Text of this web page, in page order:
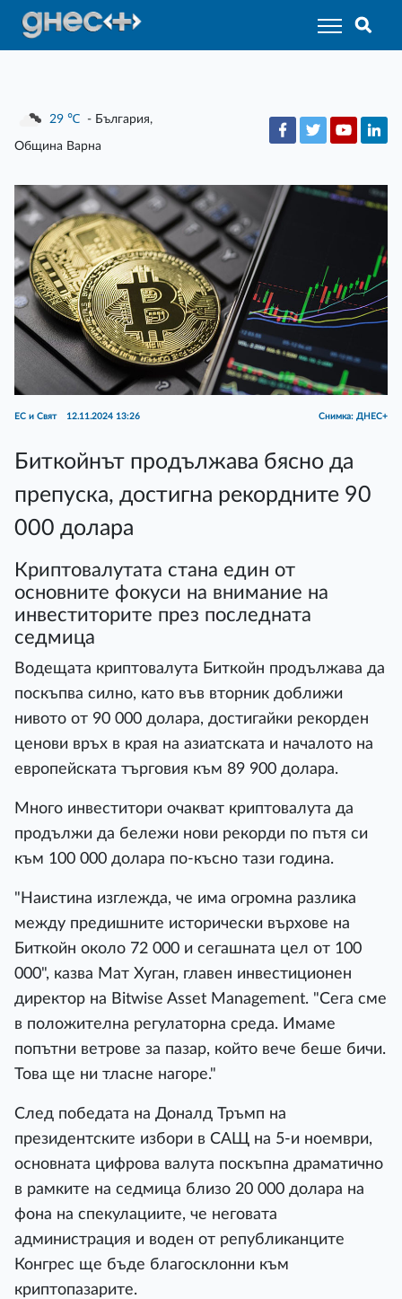
29 ℃ - България,
Община Варна
ЕС и Свят 12.11.2024 13:26 Снимка: ДНЕС+
Биткойнът продължава бясно да
препуска, достигна рекордните 90
000 долара
Криптовалутата стана един от
основните фокуси на внимание на
инвеститорите през последната
седмица
Водещата криптовалута Биткойн продължава да
поскъпва силно, като във вторник доближи
нивото от 90 000 долара, достигайки рекорден
ценови връх в края на азиатската и началото на
европейската търговия към 89 900 долара.
Много инвеститори очакват криптовалута да
продължи да бележи нови рекорди по пътя си
към 100 000 долара по-късно тази година.
"Наистина изглежда, че има огромна разлика
между предишните исторически върхове на
Биткойн около 72 000 и сегашната цел от 100
000", казва Мат Хуган, главен инвестиционен
директор на Bitwise Asset Management. "Сега сме
в положителна регулаторна среда. Имаме
попътни ветрове за пазар, който вече беше бичи.
Това ще ни тласне нагоре."
След победата на Доналд Тръмп на
президентските избори в САЩ на 5-и ноември,
основната цифрова валута поскъпна драматично
в рамките на седмица близо 20 000 долара на
фона на спекулациите, че неговата
администрация и воден от републиканците
Конгрес ще бъде благосклонни към
криптопазарите.